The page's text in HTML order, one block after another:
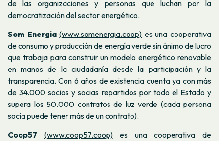
de las organizaciones y personas que luchan por la
democratización del sector energético.
Som Energia(www.somenergia.coop) es una cooperativa
de consumo y producción de energía verde sin ánimo de lucro
que trabaja para construir un modelo energético renovable
en manos de la ciudadanía desde la participación y la
transparencia. Con 6 años de existencia cuenta ya con más
de 34.000 socios y socias repartidos por todo el Estado y
supera los 50.000 contratos de luz verde (cada persona
socia puede tener más de un contrato).
Coop57
(www.coop57.coop)es una cooperativa de